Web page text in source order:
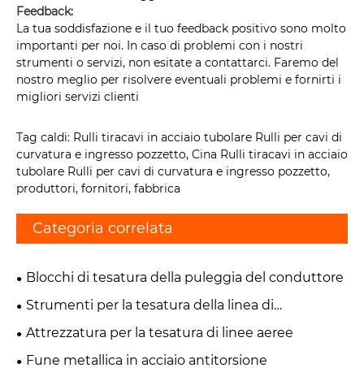
Feedback:
La tua soddisfazione e il tuo feedback positivo sono molto
importanti per noi. In caso di problemi con i nostri
strumenti o servizi, non esitate a contattarci. Faremo del
nostro meglio per risolvere eventuali problemi e fornirti i
migliori servizi clienti
Tag caldi: Rulli tiracavi in ​​acciaio tubolare Rulli per cavi di
curvatura e ingresso pozzetto, Cina Rulli tiracavi in ​​acciaio
tubolare Rulli per cavi di curvatura e ingresso pozzetto,
produttori, fornitori, fabbrica
Categoria correlata
Blocchi di tesatura della puleggia del conduttore
Strumenti per la tesatura della linea di
trasmissione
Attrezzatura per la tesatura di linee aeree
Fune metallica in acciaio antitorsione